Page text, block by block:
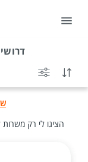
הציגו לי רק משרות